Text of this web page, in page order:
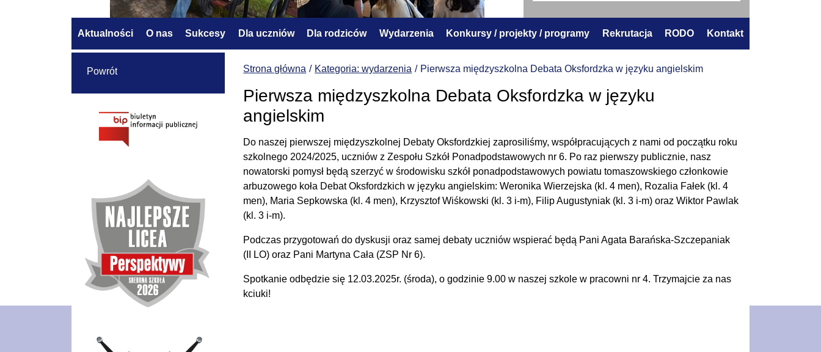
Aktualności O nas Sukcesy Dla uczniów Dla rodziców Wydarzenia Konkursy / projekty / programy Rekrutacja RODO Kontakt
Strona główna Kategoria: wydarzenia Pierwsza międzyszkolna Debata Oksfordzka w języku angielskim
Pierwsza międzyszkolna Debata Oksfordzka w języku
angielskim
Do naszej pierwszej międzyszkolnej Debaty Oksfordzkiej zaprosiliśmy, współpracujących z nami od początku roku
szkolnego 2024/2025, uczniów z Zespołu Szkół Ponadpodstawowych nr 6. Po raz pierwszy publicznie, nasz
nowatorski pomysł będą szerzyć w środowisku szkół ponadpodstawowych powiatu tomaszowskiego członkowie
arbuzowego koła Debat Oksfordzkich w języku angielskim: Weronika Wierzejska (kl. 4 men), Rozalia Fałek (kl. 4
men), Maria Sepkowska (kl. 4 men), Krzysztof Wiśkowski (kl. 3 i-m), Filip Augustyniak (kl. 3 i-m) oraz Wiktor Pawlak
(kl. 3 i-m).
Podczas przygotowań do dyskusji oraz samej debaty uczniów wspierać będą Pani Agata Barańska-Szczepaniak
(II LO) oraz Pani Martyna Cała (ZSP Nr 6).
Spotkanie odbędzie się 12.03.2025r. (środa), o godzinie 9.00 w naszej szkole w pracowni nr 4. Trzymajcie za nas
kciuki!
Powrót